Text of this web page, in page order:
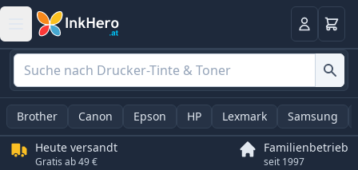
Anmelden
Brother Canon Epson HP Lexmark Samsung
Heute versandt
Gratis ab 49 €
Familienbetrieb
seit 1997